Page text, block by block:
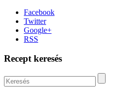
Facebook
Twitter
Google+
RSS
Recept keresés